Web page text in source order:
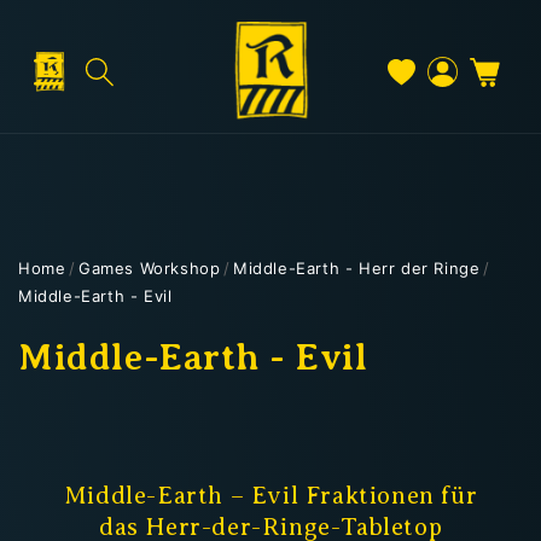
Inhalt
Warenkorb
Home / Games Workshop / Middle-Earth - Herr der Ringe /
Middle-Earth - Evil
K
Middle-Earth - Evil
Middle-Earth – Evil Fraktionen für
das Herr-der-Ringe-Tabletop
Versand & Lieferung
Versandkosten
Österreich & EU: ab 200 €